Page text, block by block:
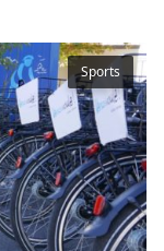
Sports